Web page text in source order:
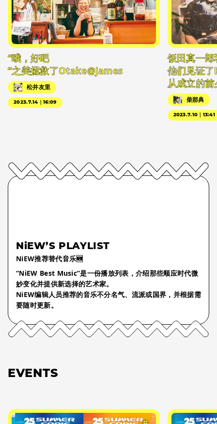
“哦，好吧
“之美拯救了Otake@James
松井友里
2023.7.14｜16:09
饭田真一
他们见证
从成立的
柴那典
2023.7.10｜13:41
NiEW’S PLAYLIST
NiEW推荐替代音乐🆕
“NiEW Best Music”是一份播放列表，介绍那些顺应时代微
妙变化并提供新选择的艺术家。
NiEW编辑人员推荐的音乐不分名气、流派或国界，并根据需
要随时更新。
EVENTS